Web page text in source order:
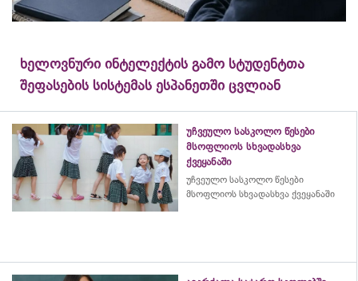
ხელოვნური ინტელექტის გამო სტუდენტთა
შეფასების სისტემას ესპანეთში ცვლიან
უჩვეულო სასკოლო წესები
მსოფლიოს სხვადასხვა
ქვეყანაში
უჩვეულო სასკოლო წესები
მსოფლიოს სხვადასხვა ქვეყანაში